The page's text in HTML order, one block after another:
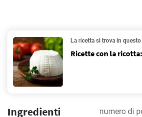
La ricetta si trova in
Ricette con la
Ingredienti numero di